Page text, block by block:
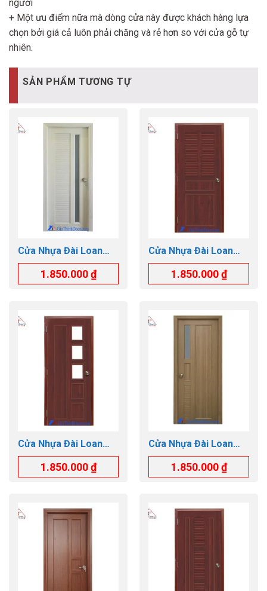
người
+ Một ưu điểm nữa mà dòng cửa này được khách hàng lựa
chọn bởi giá cả luôn phải chăng và rẻ hơn so với cửa gỗ tự
nhiên.
SẢN PHẨM TƯƠNG TỰ
Cửa Nhựa Đài Loan
GTD.YW-13
1.850.000₫
Cửa Nhựa Đài Loan
GTD.YB-19
1.850.000₫
Cửa Nhựa Đài Loan
GTD.YB-30
1.850.000₫
Cửa Nhựa Đài Loan
GTD.YA-25 kính mờ
1.850.000₫